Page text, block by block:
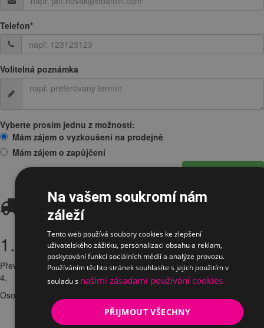
Telefon*
Volitelná poznámka
Vyberte prosím jednu z možností:
Mám zájem o vyzkoušení na prodejně
Mám zájem o zapůjčení
Odeslat žádost
Doprava
1. Osobní odběr
Převzetí na našíPražské pobočces adresou Pod Dálnicí 957/5 Praha
4.
Osobní odběr u nás máte
Na vašem soukromí nám
záleží
Tento web používá soubory cookies ke zlepšení
uživatelského zážitku, personalizaci obsahu a reklam,
poskytování funkcí sociálních médií a analýze provozu.
Používáním těchto stránek souhlasíte s jejich použitím v
souladu s našimi zásadami používání cookies.
PŘIJMOUT VŠECHNY